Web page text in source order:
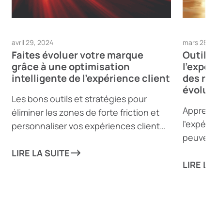
avril 29, 2024
Faites évoluer votre marque
grâce à une optimisation
intelligente de l’expérience client
Les bons outils et stratégies pour
éliminer les zones de forte friction et
personnaliser vos expériences client
vers de nouveaux sommets !
LIRE LA SUITE
mars 28,
Outils
des
aux
LIRE LA